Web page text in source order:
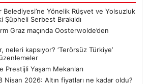
Yönelik Rüşvet ve Yolsuzluk
Şüpheli Serbest Bırakıldı
Graz maçında Oosterwolde’den
neleri kapsıyor? ‘Terörsüz Türkiye’
Prestijli Yaşam Mekanları
Nisan 2026: Altın fiyatları ne kadar oldu?